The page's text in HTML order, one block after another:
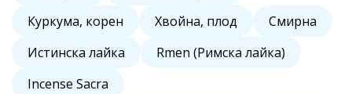
Куркума, корен
Хвойна, плод
Смирна
Истинска лайка
Rmen (Римска лайка)
Incense Sacra